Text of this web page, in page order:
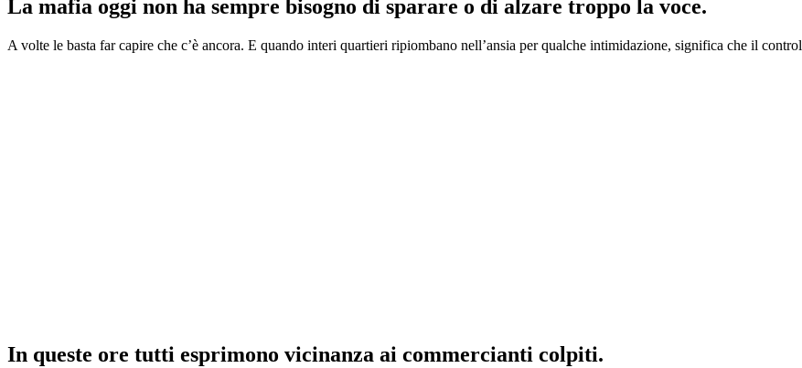
La mafia oggi non ha sempre bisogno di sparare o di alzare troppo la voce.
A volte le basta far capire che c’è ancora. E quando interi quartieri ripiombano nell’ansia per qualche intimidazione, significa che il
In queste ore tutti esprimono vicinanza ai commercianti colpiti.